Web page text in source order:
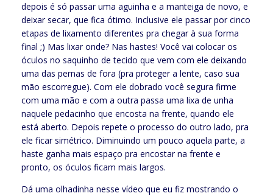
depois é só passar uma aguinha e a manteiga de novo, e
deixar secar, que fica ótimo. Inclusive ele passar por cinco
etapas de lixamento diferentes pra chegar à sua forma
final ;) Mas lixar onde? Nas hastes! Você vai colocar os
óculos no saquinho de tecido que vem com ele deixando
uma das pernas de fora (pra proteger a lente, caso sua
mão escorregue). Com ele dobrado você segura firme
com uma mão e com a outra passa uma lixa de unha
naquele pedacinho que encosta na frente, quando ele
está aberto. Depois repete o processo do outro lado, pra
ele ficar simétrico. Diminuindo um pouco aquela parte, a
haste ganha mais espaço pra encostar na frente e
pronto, os óculos ficam mais largos.
Dá uma olhadinha nesse vídeo que eu fiz mostrando o